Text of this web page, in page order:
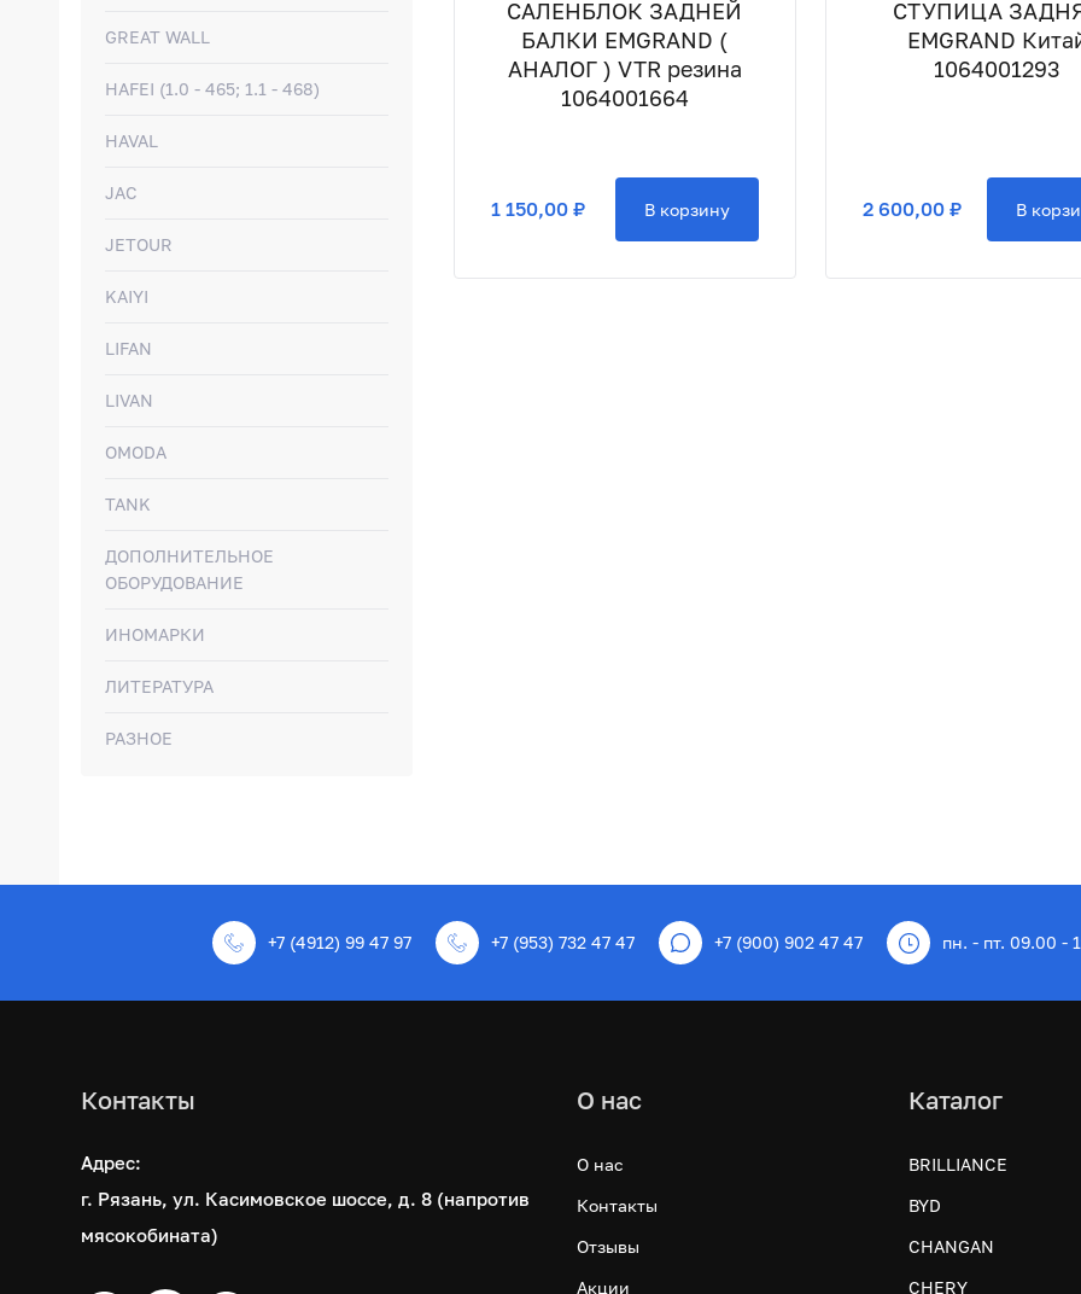
GREAT WALL
HAFEI (1.0 - 465; 1.1 - 468)
HAVAL
JAC
JETOUR
KAIYI
LIFAN
LIVAN
OMODA
TANK
ДОПОЛНИТЕЛЬНОЕ
ОБОРУДОВАНИЕ
ИНОМАРКИ
ЛИТЕРАТУРА
РАЗНОЕ
САЛЕНБЛОК ЗАДНЕЙ
БАЛКИ EMGRAND (
АНАЛОГ ) VTR резина
1064001664
1 150,00 ₽ В корзину
СТУПИЦА
EMGRAND
1064001293
2 600,00 ₽ В
+7 (4912) 99 47 97 +7 (953) 732 47 47 +7 (900) 902 47 47 пн. - пт. 09.00 -
Контакты
Адрес:
г. Рязань, ул. Касимовское шоссе, д. 8 (напротив
мясокобината)
О нас
О нас
Контакты
Отзывы
Акции
Каталог
BRILLIANCE
BYD
CHANGAN
CHERY